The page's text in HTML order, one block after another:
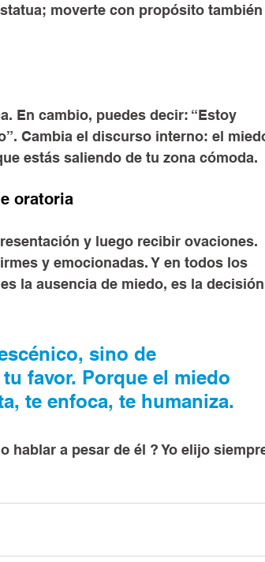
moverte con propósito también
En cambio, puedes decir: “Estoy
Cambia el discurso interno: el
estás saliendo de tu zona cómoda.
oratoria
y luego recibir ovaciones.
y emocionadas. Y en todos los
la ausencia de miedo, es la decisión
sino de
favor. Porque el miedo
te enfoca, te humaniza.
hablar a pesar de él ? Yo elijo